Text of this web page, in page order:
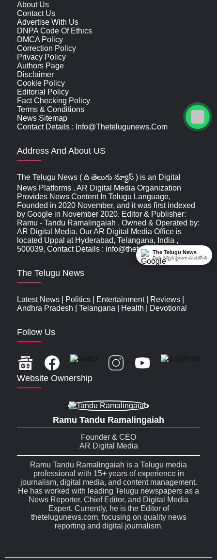
About Us
Contact Us
Advertise With Us
DNPA Code Of Ethics
DMCA Policy
Correction Policy
Privacy Policy
Authors Page
Disclaimer
Cookie Policy
Editorial Policy
Fact Checking Policy
Terms & Conditions
News Sitemap
Contact Details : Info@thetelugunews.com
Address And About US
The Telugu News ( ది తెలుగు న్యూస్‌ ) is an Digital
News Platforms . AR Digital Media Organization
Provides News Content In Telugu Language,
Founded in 2020 November, and it was first indexed
by Google in November 2020. Editor & Publisher:
Ramu - Tandu Ramalingaiah . Owned & Operated by:
AR Digital Media. Our AR Digital Media Office is
located Uppal at Hyderabad, Telangana, India ,
500039, Contact Details : info@thetelugunews.com
The Telugu News
Latest News Politics Entertainment| Reviews
Andhra Pradesh
Telangana Health Devotional
Follow Us
Website Ownership
Ramu Tandu Ramalingaiah
Founder & CEO
AR Digital Media
Ramu Tandu Ramalingaiah is a Telugu media
professional with 15+ years of experience in
journalism, digital media, and content management.
He has worked with leading Telugu newspapers as a
News Reporter, Chief Editor, and Digital Media
Expert. Currently, he is the Editor of
thetelugunews.com, focusing on quality news
reporting and digital journalism.
The Telugu News
మీకు నచ్చిన సైటుగా ఎంచుకోండి